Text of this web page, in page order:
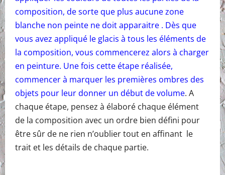
composition, de sorte que plus aucune zone
blanche non peinte ne doit apparaitre . Dès que
vous avez appliqué le glacis à tous les éléments de
la composition, vous commencerez alors à charger
en peinture. Une fois cette étape réalisée,
commencer à marquer les premières ombres des
objets pour leur donner un début de volume. A
chaque étape, pensez à élaboré chaque élément
de la composition avec un ordre bien défini pour
être sûr de ne rien n’oublier tout en affinant le
trait et les détails de chaque partie.